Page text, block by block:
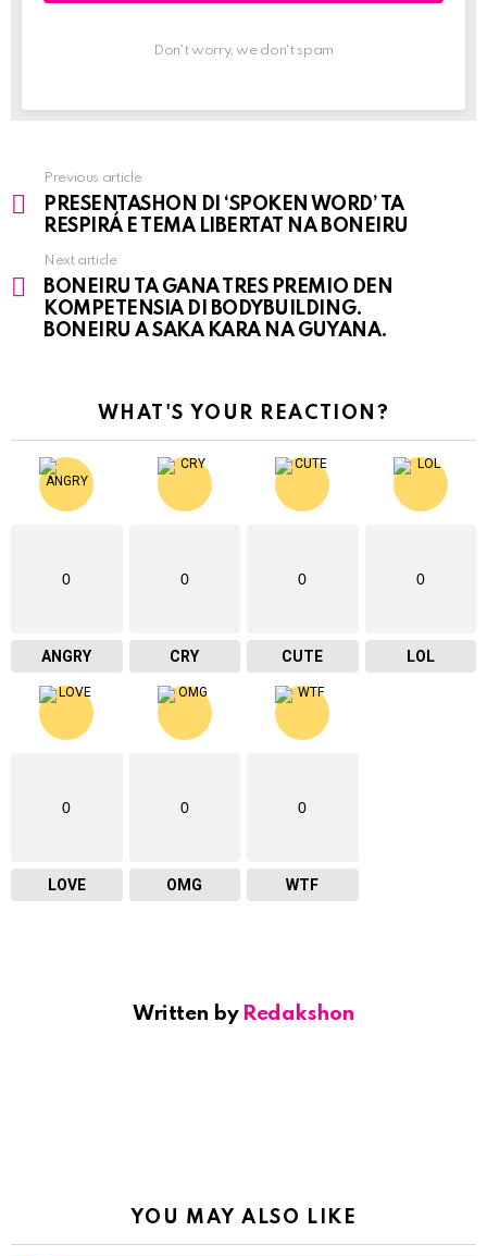
Don't worry, we don't spam
See
more
Previous article
PRESENTASHON DI ‘SPOKEN WORD’ TA
RESPIRÁ E TEMA LIBERTAT NA BONEIRU
Next article
BONEIRU TA GANA TRES PREMIO DEN
KOMPETENSIA DI BODYBUILDING.
BONEIRU A SAKA KARA NA GUYANA.
WHAT'S YOUR REACTION?
0
ANGRY
0
CRY
0
CUTE
0
LOL
0
LOVE
0
OMG
0
WTF
Written by Redakshon
YOU MAY ALSO LIKE